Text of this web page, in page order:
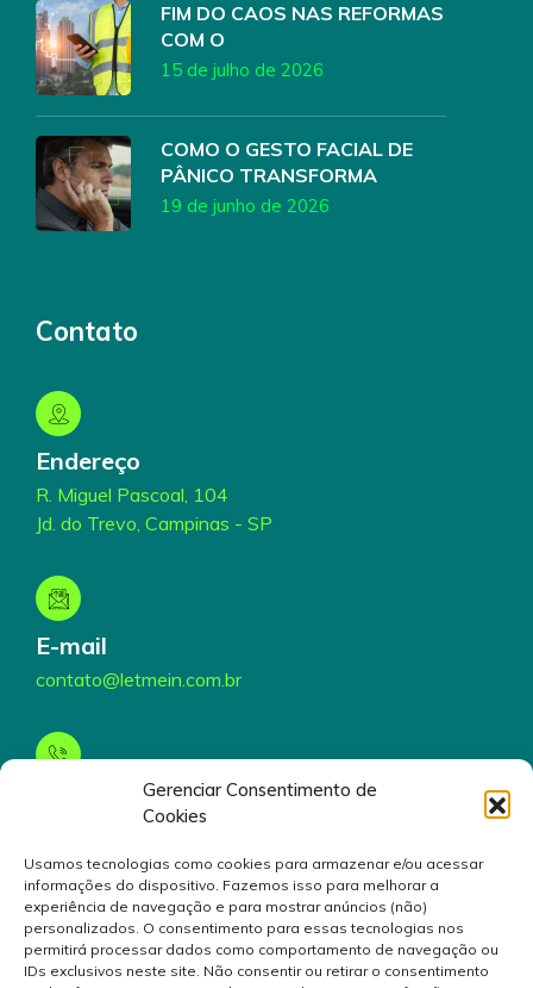
Gerenciar Consentimento de
Cookies
Usamos tecnologias como cookies para armazenar e/ou acessar
informações do dispositivo. Fazemos isso para melhorar a
experiência de navegação e para mostrar anúncios (não)
personalizados. O consentimento para essas tecnologias nos
permitirá processar dados como comportamento de navegação ou
IDs exclusivos neste site. Não consentir ou retirar o consentimento
FIM DO CAOS NAS REFORMAS
COM O
15 de julho de 2026
COMO O GESTO FACIAL DE
PÂNICO TRANSFORMA
19 de junho de 2026
Contato
Endereço
R. Miguel Pascoal, 104
Jd. do Trevo, Campinas - SP
E-mail
contato@letmein.com.br